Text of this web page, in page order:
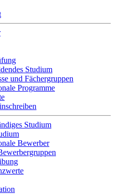
Studium
und Fächergruppen
Programme
Studium
Bewerber